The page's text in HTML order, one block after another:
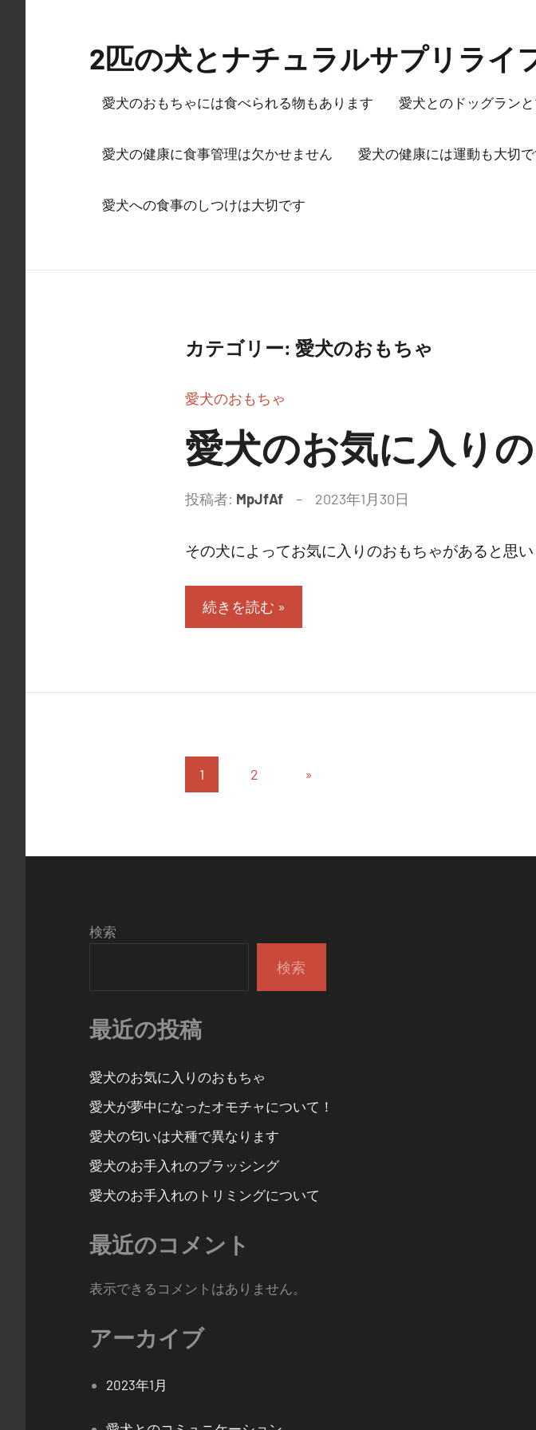
2匹の犬とナチュラルサプリライ
愛犬のおもちゃには食べられる物もあります 愛犬とのドッグラン
愛犬の健康に食事管理は欠かせません 愛犬の健康には運動も大切
愛犬への食事のしつけは大切です
カテゴリー: 愛犬のおもちゃ
愛犬のおもちゃ
愛犬のお気に入り
投稿者: MpJfAf 2023年1月30日
その犬によってお気に入りのおもちゃがあると思
続きを読む
投
ペ
1 2
次
»
検索
検索
最近の投稿
愛犬のお気に入りのおもちゃ
愛犬が夢中になったオモチャについて！
愛犬の匂いは犬種で異なります
愛犬のお手入れのブラッシング
愛犬のお手入れのトリミングについて
最近のコメント
表示できるコメントはありません。
アーカイブ
2023年1月